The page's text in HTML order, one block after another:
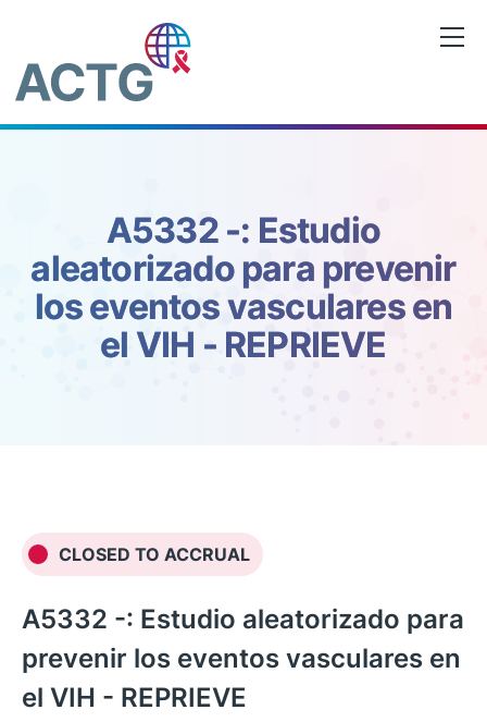
contenido
A5332 -: Estudio
aleatorizado para prevenir
los eventos vasculares en
el VIH - REPRIEVE
CLOSED TO ACCRUAL
A5332 -: Estudio aleatorizado para
prevenir los eventos vasculares en
el VIH - REPRIEVE